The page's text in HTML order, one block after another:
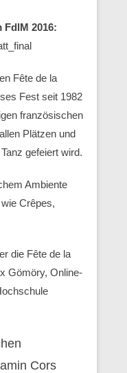
2016:
Fête de la
Fest seit 1982
französischen
Plätzen und
gefeiert wird.
Ambiente
Crêpes,
die Fête de la
Gömöry, Online-
Cors